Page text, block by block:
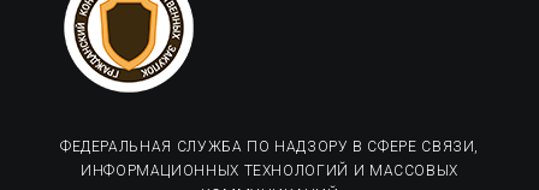
ФЕДЕРАЛЬНАЯ СЛУЖБА ПО НАДЗОРУ В СФЕРЕ СВЯЗИ,
ИНФОРМАЦИОННЫХ ТЕХНОЛОГИЙ И МАССОВЫХ